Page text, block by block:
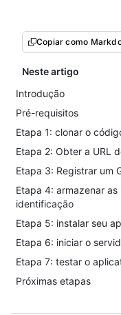
Copiar como
Neste artigo
Introdução
Pré-requisitos
Etapa 1: clonar o
Etapa 2: Obter a URL
Etapa 3: Registrar um
Etapa 4: armazenar
identificação
Etapa 5: instalar seu
Etapa 6: iniciar o
Etapa 7: testar o
Próximas etapas